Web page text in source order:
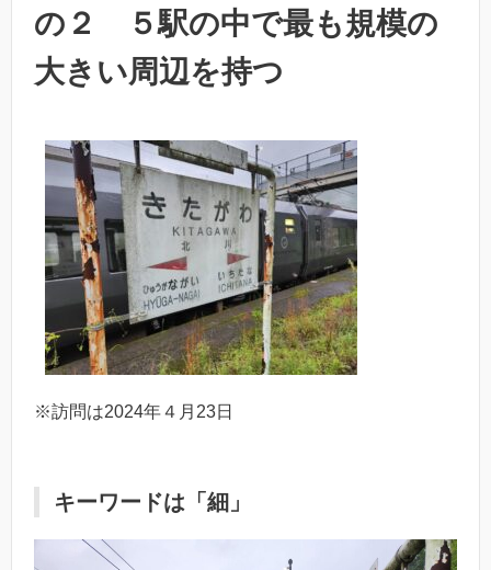
の２ ５駅の中で最も規模の
大きい周辺を持つ
※訪問は2024年４月23日
キーワードは「細」